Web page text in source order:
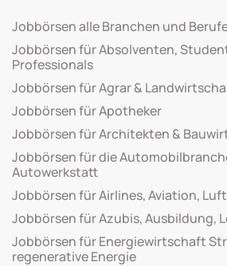
Jobbörsen alle Branchen und
Jobbörsen für Absolventen,
Professionals
Jobbörsen für Agrar &
Jobbörsen für Apotheker
Jobbörsen für Architekten &
Jobbörsen für die
Autowerkstatt
Jobbörsen für Airlines, Aviation,
Jobbörsen für Azubis, Ausbildung,
Jobbörsen für Energiewirtschaft
regenerative Energie